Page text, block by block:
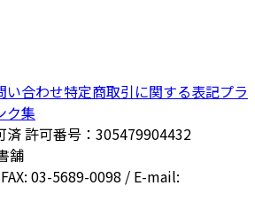
い合わせ特定商取引に関する表記プラ
ク集
済 許可番号：305479904432
舗
03-5689-0098 / E-mail: